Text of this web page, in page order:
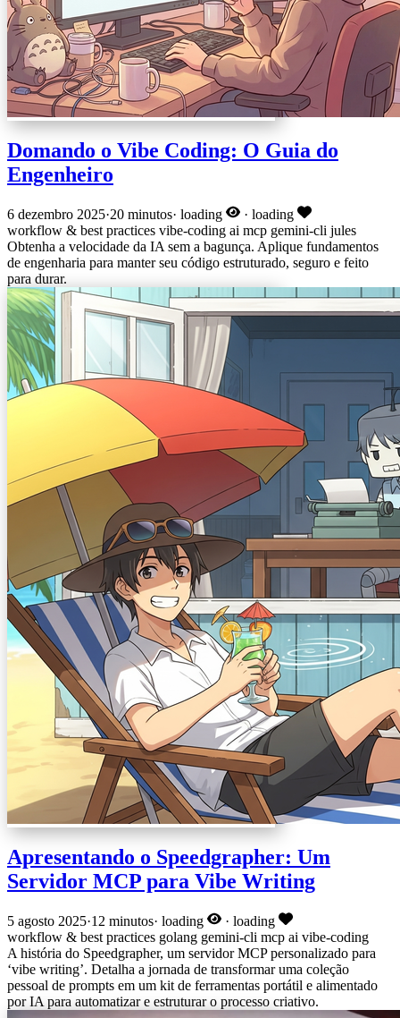
Domando o Vibe Coding: O Guia do
Engenheiro
6 dezembro 2025·20 minutos· loading · loading
workflow & best practices vibe-coding ai mcp gemini-cli jules
Obtenha a velocidade da IA sem a bagunça. Aplique fundamentos
de engenharia para manter seu código estruturado, seguro e feito
para durar.
Apresentando o Speedgrapher: Um
Servidor MCP para Vibe Writing
5 agosto 2025·12 minutos· loading · loading
workflow & best practices golang gemini-cli mcp ai vibe-coding
A história do Speedgrapher, um servidor MCP personalizado para
‘vibe writing’. Detalha a jornada de transformar uma coleção
pessoal de prompts em um kit de ferramentas portátil e alimentado
por IA para automatizar e estruturar o processo criativo.